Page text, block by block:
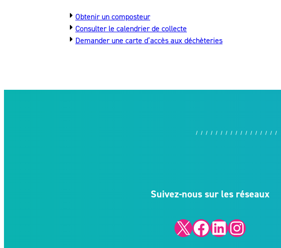
Obtenir un composteur
Consulter le calendrier de collecte
Demander une carte d’accès aux déchèteries
Suivez-nous sur les réseaux
X Facebook LinkedIn Instagram